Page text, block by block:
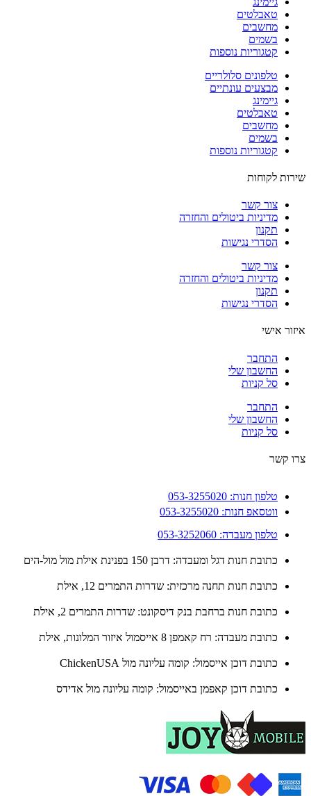
טאבלטים
מחשבים
בשמים
קטגוריות נוספות
טלפונים סלולריים
מבצעים עונתיים
גיימינג
טאבלטים
מחשבים
בשמים
קטגוריות נוספות
לקוחות
צור קשר
מדיניות ביטולים והחזרה
תקנון
הסדרי נגישות
צור קשר
מדיניות ביטולים והחזרה
תקנון
הסדרי נגישות
אישי
התחבר
החשבון שלי
סל קניות
התחבר
החשבון שלי
סל קניות
קשר
טלפון חנות: 053-3255020
ווטסאפ חנות: 053-3255020
טלפון מעבדה: 053-3252060
כתובת חנות דגל ומעבדה: דרבן 150 בפנינת אילת מול מול-הים
כתובת חנות תחנה מרכזית: שדרות התמרים 12, אילת
כתובת חנות ברחבת בנק דיסקונט: שדרות התמרים 2, אילת
כתובת מעבדה: רח קאמפן 8 אייסמול איזור המלונות, אילת
כתובת דוכן אייסמול: קומה עליונה מול ChickenUSA
כתובת דוכן קאפמן באייסמול: קומה עליונה מול אדידס